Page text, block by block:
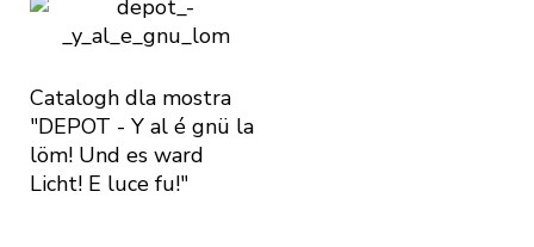
Catalogh dla mostra
"DEPOT - Y al é gnü la
löm! Und es ward
Licht! E luce fu!"